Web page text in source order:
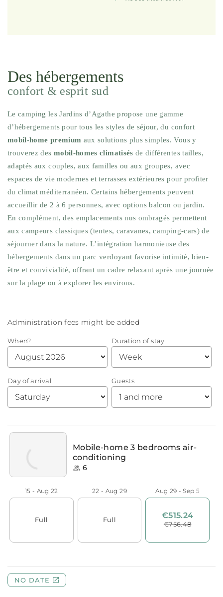
Des hébergements
confort & esprit sud
Le camping les Jardins d’Agathe propose une gamme
d’hébergements pour tous les styles de séjour, du confort
mobil-home premium aux solutions plus simples. Vous y
trouverez des mobil-homes climatisés de différentes tailles,
adaptés aux couples, aux familles ou aux groupes, avec
espaces de vie modernes et terrasses extérieures pour profiter
du climat méditerranéen. Certains hébergements peuvent
accueillir de 2 à 6 personnes, avec options balcon ou jardin.
En complément, des emplacements nus ombragés permettent
aux campeurs classiques (tentes, caravanes, camping-cars) de
séjourner dans la nature. L’intégration harmonieuse des
hébergements dans un parc verdoyant favorise intimité, bien-
être et convivialité, offrant un cadre relaxant après une journée
sur la plage ou à explorer les environs.